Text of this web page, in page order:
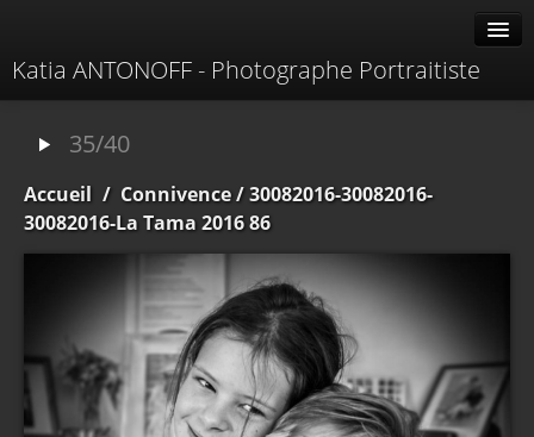
Katia ANTONOFF - Photographe Portraitiste
À propos
Contacter
35/40
Accueil / Connivence/ 30082016-30082016-
30082016-La Tama 2016 86